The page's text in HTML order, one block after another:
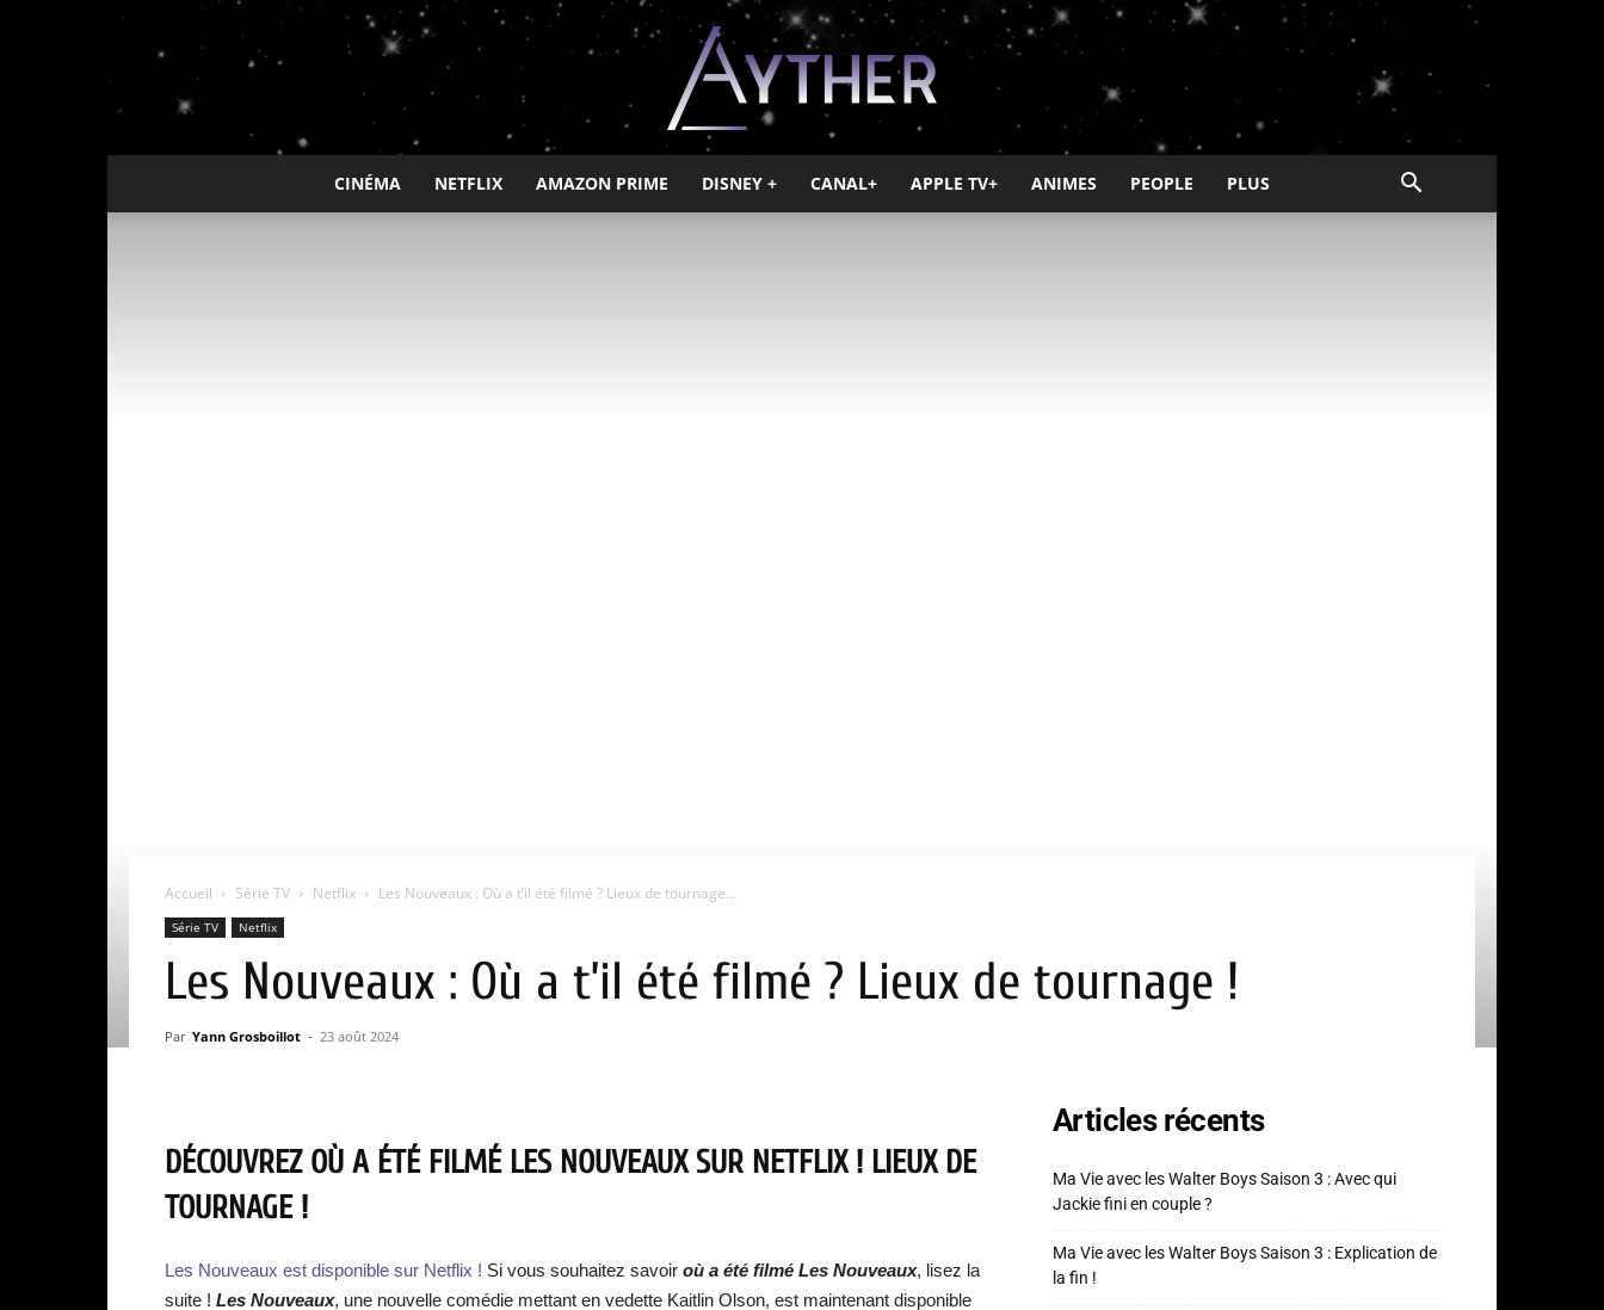
Ayther
CINÉMA NETFLIX AMAZON PRIME DISNEY + CANAL+ APPLE TV+ ANIMES PEOPLE PLUS
Accueil Série TV Netflix Les Nouveaux : Où a t’il été filmé ? Lieux de tournage...
Série TV Netflix
Les Nouveaux : Où a t’il été filmé ? Lieux de tournage !
Par Yann Grosboillot - 23 août 2024
DÉCOUVREZ OÙ A ÉTÉ FILMÉ LES NOUVEAUX SUR NETFLIX ! LIEUX DE
TOURNAGE !
Les Nouveaux est disponible sur Netflix ! Si vous souhaitez savoir où a été filmé Les Nouveaux, lisez la
suite ! Les Nouveaux, une nouvelle comédie mettant en vedette Kaitlin Olson, est maintenant disponible
Articles récents
Ma Vie avec les Walter Boys Saison 3 : Avec qui
Jackie fini en couple ?
Ma Vie avec les Walter Boys Saison 3 : Explication de
la fin !